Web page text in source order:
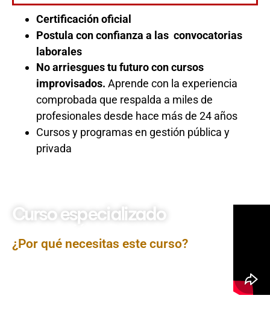
Certificación oficial
Postula con confianza a las convocatorias
laborales
No arriesgues tu futuro con cursos
improvisados. Aprende con la experiencia
comprobada que respalda a miles de
profesionales desde hace más de 24 años
Cursos y programas en gestión pública y
privada
Curso especializado
¿Por qué necesitas este curso?